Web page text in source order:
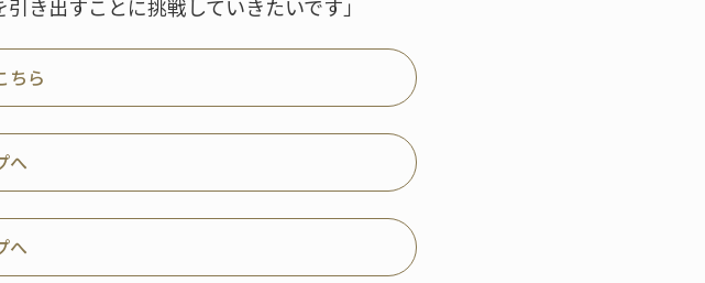
き出すことに挑戦していきたいです」
ちら
へ
へ